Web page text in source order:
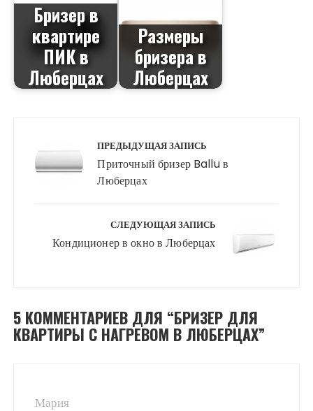
Бризер в
квартире
ПИК в
Люберцах
Размеры
бризера в
Люберцах
записям
ПРЕДЫДУЩАЯ ЗАПИСЬ
Приточный бризер Ballu в
Люберцах
СЛЕДУЮЩАЯ ЗАПИСЬ
Кондиционер в окно в Люберцах
5 КОММЕНТАРИЕВ ДЛЯ “БРИЗЕР ДЛЯ
КВАРТИРЫ С НАГРЕВОМ В ЛЮБЕРЦАХ”
Мария